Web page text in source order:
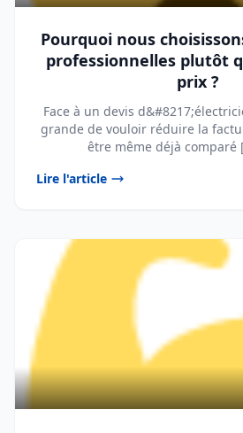
Pourquoi nous
professionnelles plutôt
prix ?
Face à un devis
grande de vouloir réduire la
être même déjà comparé
Lire l'article